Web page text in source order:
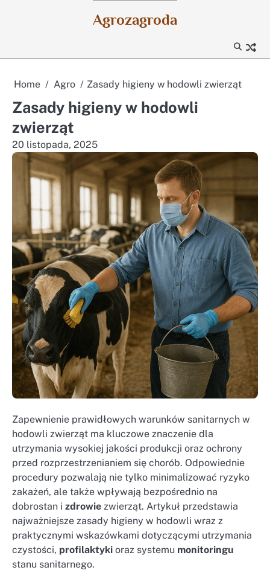
Agrozagroda
Home Agro Zasady higieny w hodowli zwierząt
Zasady higieny w hodowli
zwierząt
20 listopada, 2025
Zapewnienie prawidłowych warunków sanitarnych w
hodowli zwierząt ma kluczowe znaczenie dla
utrzymania wysokiej jakości produkcji oraz ochrony
przed rozprzestrzenianiem się chorób. Odpowiednie
procedury pozwalają nie tylko minimalizować ryzyko
zakażeń, ale także wpływają bezpośrednio na
dobrostan i zdrowie zwierząt. Artykuł przedstawia
najważniejsze zasady higieny w hodowli wraz z
praktycznymi wskazówkami dotyczącymi utrzymania
czystości, profilaktyki oraz systemu monitoringu
stanu sanitarnego.